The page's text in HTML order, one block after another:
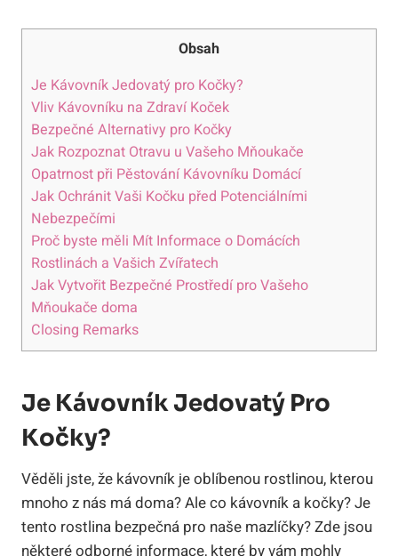
Obsah
Je Kávovník Jedovatý pro Kočky?
Vliv Kávovníku na Zdraví Koček
Bezpečné Alternativy pro Kočky
Jak Rozpoznat Otravu u Vašeho Mňoukače
Opatrnost při Pěstování Kávovníku Domácí
Jak Ochránit Vaši Kočku před Potenciálními
Nebezpečími
Proč byste měli Mít Informace o Domácích
Rostlinách a Vašich Zvířatech
Jak Vytvořit Bezpečné Prostředí pro Vašeho
Mňoukače doma
Closing Remarks
Je Kávovník Jedovatý Pro
Kočky?
Věděli jste, že kávovník je oblíbenou rostlinou, kterou
mnoho z nás má doma? Ale co kávovník a kočky? Je
tento rostlina bezpečná pro naše mazlíčky? Zde jsou
některé odborné informace, které by vám mohly